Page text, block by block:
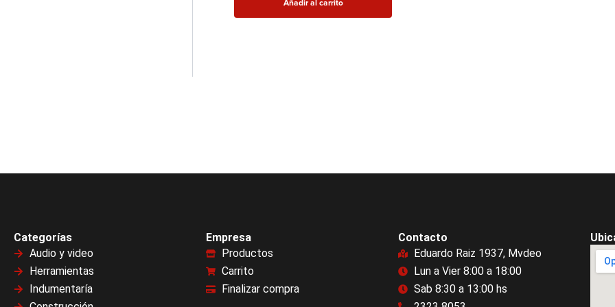
Añadir al carrito
Categorías
Audio y video
Herramientas
Indumentaría
Empresa
Productos
Carrito
Finalizar compra
Contacto
Eduardo Raiz 1937, Mvdeo
Lun a Vier 8:00 a 18:00
Sab 8:30 a 13:00 hs